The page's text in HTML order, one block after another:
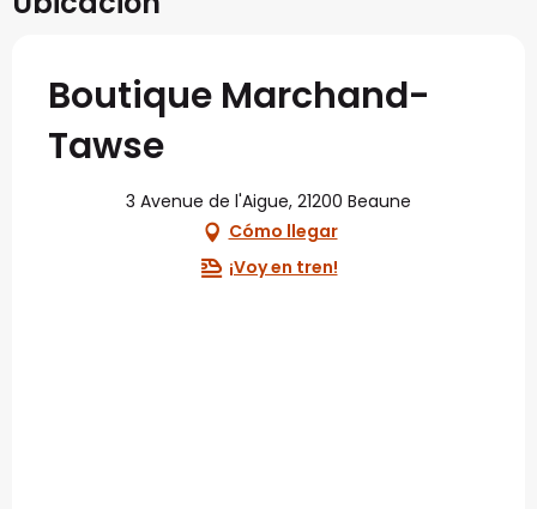
Boutique Marchand-
Tawse
3 Avenue de l'Aigue, 21200 Beaune
Cómo llegar
¡Voy en tren!